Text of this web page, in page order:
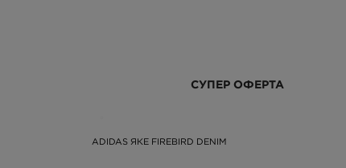
СУПЕР ОФЕРТА
ADIDAS ЯКЕ FIREBIRD DENIM